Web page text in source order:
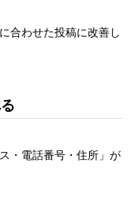
合わせた投稿に改善し
・電話番号・住所」が